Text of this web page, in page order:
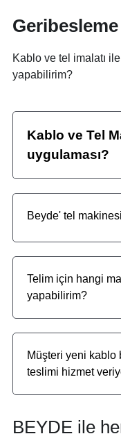
Geribesleme
Kablo ve tel imalatı
yapabilirim?
Kablo ve Tel
uygulaması?
Beyde' tel
Telim için hangi
yapabilirim?
Müşteri yeni kablo
teslimi hizmet
BEYDE ile